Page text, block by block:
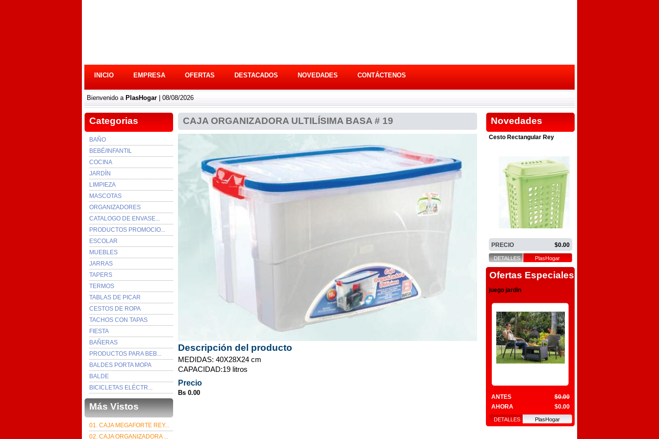
INICIO EMPRESA OFERTAS DESTACADOS NOVEDADES CONTÁCTENOS
Bienvenido a PlasHogar | 08/08/2026
Categorias
BAÑO
BEBÉ/INFANTIL
COCINA
JARDÍN
LIMPIEZA
MASCOTAS
ORGANIZADORES
CATALOGO DE ENVASE...
PRODUCTOS PROMOCIO...
ESCOLAR
MUEBLES
JARRAS
TAPERS
TERMOS
TABLAS DE PICAR
CESTOS DE ROPA
TACHOS CON TAPAS
FIESTA
BAÑERAS
PRODUCTOS PARA BEB...
BALDES PORTA MOPA
BALDE
BICICLETAS ELÉCTR...
Más Vistos
01. CAJA MEGAFORTE REY...
02. CAJA ORGANIZADORA ...
CAJA ORGANIZADORA ULTILÍSIMA BASA # 19
Descripción del producto
MEDIDAS: 40X28X24 cm
CAPACIDAD:19 litros
Precio
Bs 0.00
Novedades
Cesto Rectangular Rey
PRECIO $0.00
DETALLES PlasHogar
Ofertas Especiales
juego jardin
ANTES
$0.00
AHORA
$0.00
DETALLES PlasHogar